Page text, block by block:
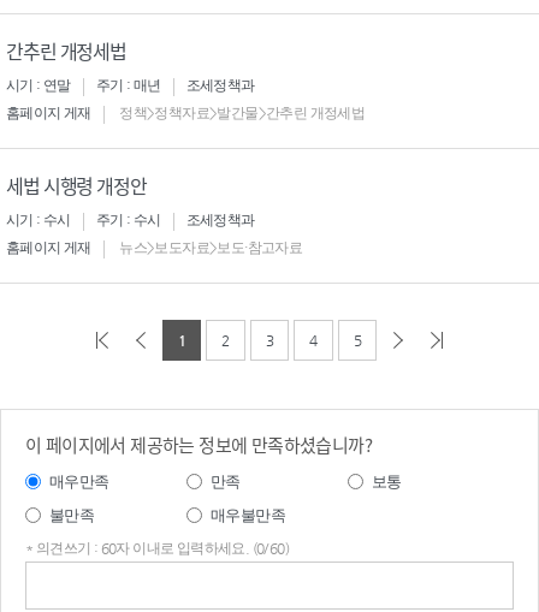
간추린 개정세법
시기 : 연말 주기 : 매년
조세정책과
홈페이지 게재
정책>정책자료>발간물>간추린 개정세법
세법 시행령 개정안
시기 : 수시 주기 : 수시
조세정책과
홈페이지 게재
뉴스>보도자료>보도·참고자료
1 2 3 4 5
이 페이지에서 제공하는 정보에 만족하셨습니까?
매우만족 만족
보통
불만족
매우불만족
* 의견쓰기 : 60자 이내로 입력하세요. (0/60)